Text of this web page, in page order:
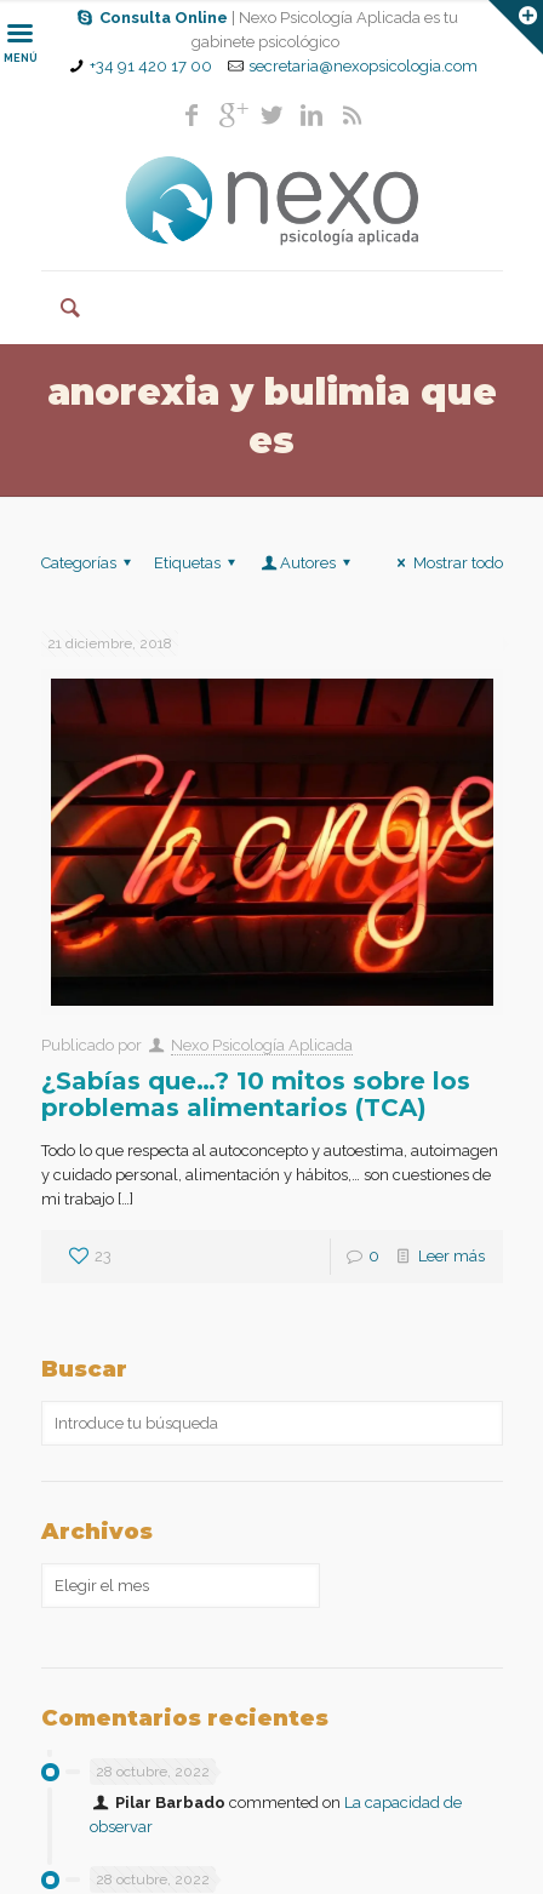
Consulta Online
| Nexo Psicología Aplicada es tu
gabinete psicológico
+34 91 420 17 00
secretaria@nexopsicologia.com
MENÚ
anorexia y bulimia que
es
Categorías Etiquetas Autores Mostrar todo
21 diciembre, 2018
Publicado por Nexo Psicología Aplicada
¿Sabías que…? 10 mitos sobre los
problemas alimentarios (TCA)
Todo lo que respecta al autoconcepto y autoestima, autoimagen
y cuidado personal, alimentación y hábitos,… son cuestiones de
mi trabajo […]
23 0 Leer más
Buscar
Archivos
Comentarios recientes
28 octubre, 2022
Pilar Barbado commented on La capacidad de
observar
28 octubre, 2022